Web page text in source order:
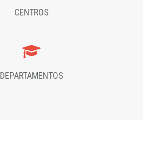
CENTROS
DEPARTAMENTOS